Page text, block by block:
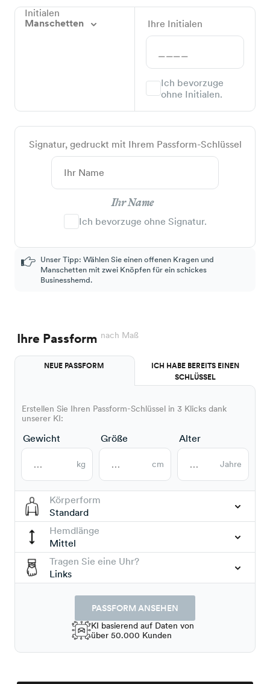
Initialen
Manschetten
Ihre Initialen
Ich bevorzuge
ohne Initialen.
Signatur, gedruckt mit Ihrem Passform-Schlüssel
Ihr Name
Ich bevorzuge ohne Signatur.
Unser Tipp: Wählen Sie einen offenen Kragen und
Manschetten mit zwei Knöpfen für ein schickes
Businesshemd.
Ihre Passform nach Maß
NEUE PASSFORM
ICH HABE BEREITS EINEN
SCHLÜSSEL
Erstellen Sie Ihren Passform-Schlüssel in 3 Klicks dank
unserer KI:
Gewicht
kg
Größe
cm
Alter
Jahre
Körperform
Standard
Hemdlänge
Mittel
Tragen Sie eine Uhr?
Links
PASSFORM ANSEHEN
KI basierend auf Daten von
über 50.000 Kunden